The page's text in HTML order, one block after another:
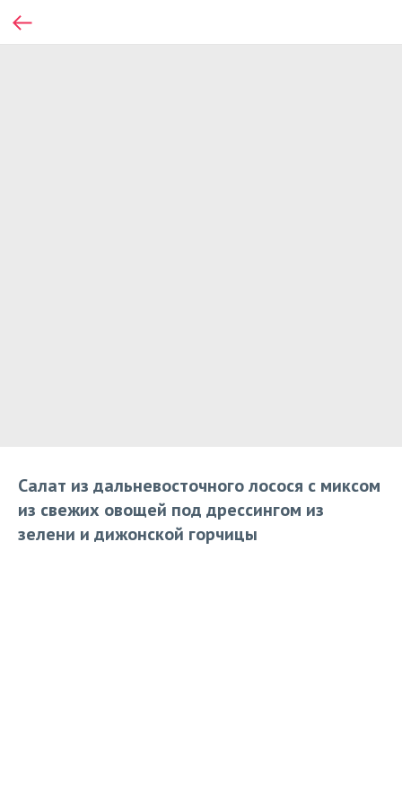
Салат из дальневосточного лосося с миксом
из свежих овощей под дрессингом из
зелени и дижонской горчицы